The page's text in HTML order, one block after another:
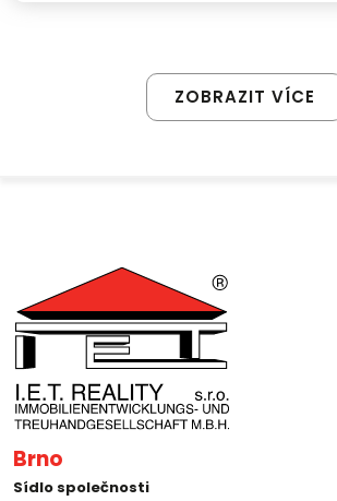
ZOBRAZIT VÍCE
Brno
Sídlo společnosti